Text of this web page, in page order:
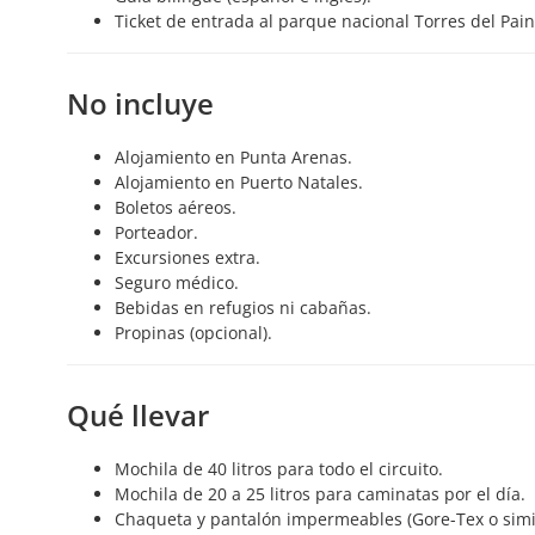
Ticket de entrada al parque nacional Torres del
No incluye
Alojamiento en Punta Arenas.
Alojamiento en Puerto Natales.
Boletos aéreos.
Porteador.
Excursiones extra.
Seguro médico.
Bebidas en refugios ni cabañas.
Propinas (opcional).
Qué llevar
Mochila de 40 litros para todo el circuito.
Mochila de 20 a 25 litros para caminatas por el día.
Chaqueta y pantalón impermeables (Gore-Tex o